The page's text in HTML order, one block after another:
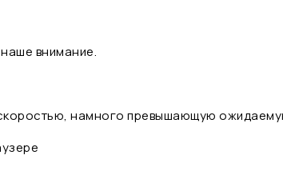
внимание.
намного превышающую